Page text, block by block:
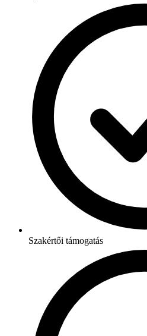
Szakértői támogatás